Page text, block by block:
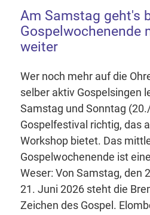
Am Samstag geht's
Gospelwochenende
weiter
Wer noch mehr auf die
selber aktiv Gospelsingen
Samstag und Sonntag
Gospelfestival richtig, das
Workshop bietet. Das
Gospelwochenende ist
Weser: Von Samstag, den
21. Juni 2026 steht die
Zeichen des Gospel.